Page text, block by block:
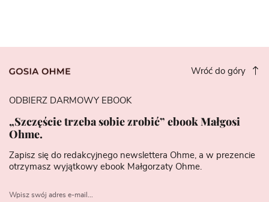
Wróć do góry
ODBIERZ DARMOWY EBOOK
„Szczęście trzeba sobie zrobić” ebook Małgosi
Ohme.
Zapisz się do redakcyjnego newslettera Ohme, a w prezencie
otrzymasz wyjątkowy ebook Małgorzaty Ohme.
Wpisz swój adres e-mail...